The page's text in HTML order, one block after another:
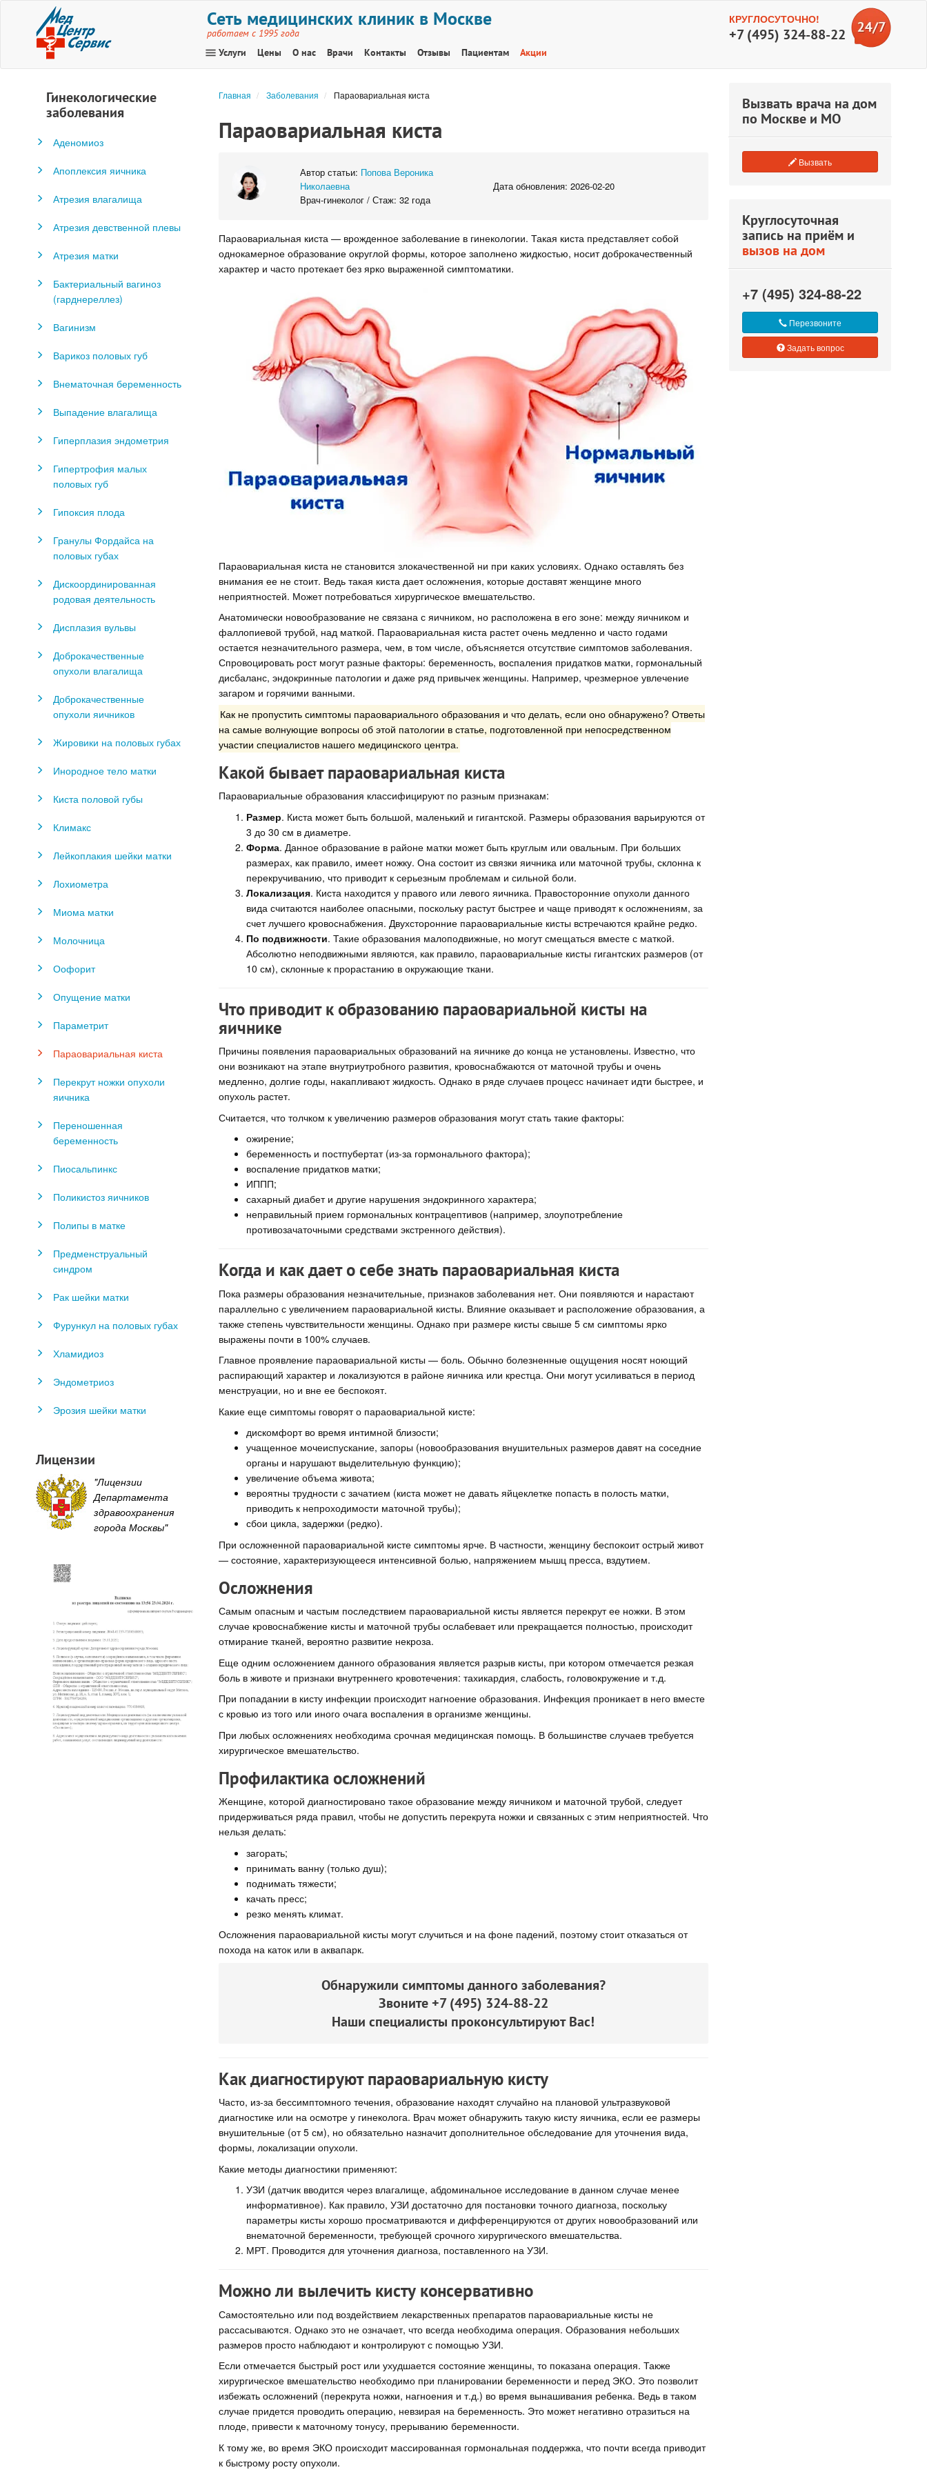
КРУГЛОСУТОЧНО!
+7 (495) 324-88-22
Сеть медицинских клиник в Москве
работаем с 1995 года
menu Услуги Цены О нас Врачи Контакты Отзывы Пациентам Акции
Главная Заболевания Параовариальная киста
Параовариальная киста
Автор статьи: Попова Вероника
Николаевна
Врач-гинеколог / Стаж: 32 года
Дата обновления: 2026-02-20
Параовариальная киста — врожденное заболевание в гинекологии. Такая киста представляет собой
однокамерное образование округлой формы, которое заполнено жидкостью, носит доброкачественный
характер и часто протекает без ярко выраженной симптоматики.
Параовариальная киста не становится злокачественной ни при каких условиях. Однако оставлять без
внимания ее не стоит. Ведь такая киста дает осложнения, которые доставят женщине много
неприятностей. Может потребоваться хирургическое вмешательство.
Анатомически новообразование не связана с яичником, но расположена в его зоне: между яичником и
фаллопиевой трубой, над маткой. Параовариальная киста растет очень медленно и часто годами
остается незначительного размера, чем, в том числе, объясняется отсутствие симптомов заболевания.
Спровоцировать рост могут разные факторы: беременность, воспаления придатков матки, гормональный
дисбаланс, эндокринные патологии и даже ряд привычек женщины. Например, чрезмерное увлечение
загаром и горячими ванными.
Как не пропустить симптомы параовариального образования и что делать, если оно обнаружено? Ответы
на самые волнующие вопросы об этой патологии в статье, подготовленной при непосредственном
участии специалистов нашего медицинского центра.
Какой бывает параовариальная киста
Параовариальные образования классифицируют по разным признакам:
Размер. Киста может быть большой, маленький и гигантской. Размеры образования варьируются от
3 до 30 см в диаметре.
Форма. Данное образование в районе матки может быть круглым или овальным. При больших
размерах, как правило, имеет ножку. Она состоит из связки яичника или маточной трубы, склонна к
перекручиванию, что приводит к серьезным проблемам и сильной боли.
Локализация. Киста находится у правого или левого яичника. Правосторонние опухоли данного
вида считаются наиболее опасными, поскольку растут быстрее и чаще приводят к осложнениям, за
счет лучшего кровоснабжения. Двухсторонние параовариальные кисты встречаются крайне редко.
По подвижности. Такие образования малоподвижные, но могут смещаться вместе с маткой.
Абсолютно неподвижными являются, как правило, параовариальные кисты гигантских размеров (от
10 см), склонные к прорастанию в окружающие ткани.
Что приводит к образованию параовариальной кисты на
яичнике
Причины появления параовариальных образований на яичнике до конца не установлены. Известно, что
они возникают на этапе внутриутробного развития, кровоснабжаются от маточной трубы и очень
медленно, долгие годы, накапливают жидкость. Однако в ряде случаев процесс начинает идти быстрее, и
опухоль растет.
Считается, что толчком к увеличению размеров образования могут стать такие факторы:
ожирение;
беременность и постпубертат (из-за гормонального фактора);
воспаление придатков матки;
ИППП;
сахарный диабет и другие нарушения эндокринного характера;
неправильный прием гормональных контрацептивов (например, злоупотребление
противозачаточными средствами экстренного действия).
Когда и как дает о себе знать параовариальная киста
Пока размеры образования незначительные, признаков заболевания нет. Они появляются и нарастают
параллельно с увеличением параовариальной кисты. Влияние оказывает и расположение образования, а
также степень чувствительности женщины. Однако при размере кисты свыше 5 см симптомы ярко
выражены почти в 100% случаев.
Главное проявление параовариальной кисты — боль. Обычно болезненные ощущения носят ноющий
распирающий характер и локализуются в районе яичника или крестца. Они могут усиливаться в период
менструации, но и вне ее беспокоят.
Какие еще симптомы говорят о параовариальной кисте:
дискомфорт во время интимной близости;
учащенное мочеиспускание, запоры (новообразования внушительных размеров давят на соседние
органы и нарушают выделительную функцию);
увеличение объема живота;
вероятны трудности с зачатием (киста может не давать яйцеклетке попасть в полость матки,
приводить к непроходимости маточной трубы);
сбои цикла, задержки (редко).
При осложненной параовариальной кисте симптомы ярче. В частности, женщину беспокоит острый живот
— состояние, характеризующееся интенсивной болью, напряжением мышц пресса, вздутием.
Осложнения
Самым опасным и частым последствием параовариальной кисты является перекрут ее ножки. В этом
случае кровоснабжение кисты и маточной трубы ослабевает или прекращается полностью, происходит
отмирание тканей, вероятно развитие некроза.
Еще одним осложнением данного образования является разрыв кисты, при котором отмечается резкая
боль в животе и признаки внутреннего кровотечения: тахикардия, слабость, головокружение и т.д.
При попадании в кисту инфекции происходит нагноение образования. Инфекция проникает в него вместе
с кровью из того или иного очага воспаления в организме женщины.
При любых осложнениях необходима срочная медицинская помощь. В большинстве случаев требуется
хирургическое вмешательство.
Профилактика осложнений
Женщине, которой диагностировано такое образование между яичником и маточной трубой, следует
придерживаться ряда правил, чтобы не допустить перекрута ножки и связанных с этим неприятностей. Что
нельзя делать:
загорать;
принимать ванну (только душ);
поднимать тяжести;
качать пресс;
резко менять климат.
Осложнения параовариальной кисты могут случиться и на фоне падений, поэтому стоит отказаться от
похода на каток или в аквапарк.
Обнаружили симптомы данного заболевания?
Звоните+7 (495) 324-88-22
Наши специалисты проконсультируют Вас!
Как диагностируют параовариальную кисту
Часто, из-за бессимптомного течения, образование находят случайно на плановой ультразвуковой
диагностике или на осмотре у гинеколога. Врач может обнаружить такую кисту яичника, если ее размеры
внушительные (от 5 см), но обязательно назначит дополнительное обследование для уточнения вида,
формы, локализации опухоли.
Какие методы диагностики применяют:
УЗИ (датчик вводится через влагалище, абдоминальное исследование в данном случае менее
информативное). Как правило, УЗИ достаточно для постановки точного диагноза, поскольку
параметры кисты хорошо просматриваются и дифференцируются от других новообразований или
внематочной беременности, требующей срочного хирургического вмешательства.
МРТ. Проводится для уточнения диагноза, поставленного на УЗИ.
Можно ли вылечить кисту консервативно
Самостоятельно или под воздействием лекарственных препаратов параовариальные кисты не
рассасываются. Однако это не означает, что всегда необходима операция. Образования небольших
размеров просто наблюдают и контролируют с помощью УЗИ.
Если отмечается быстрый рост или ухудшается состояние женщины, то показана операция. Также
хирургическое вмешательство необходимо при планировании беременности и перед ЭКО. Это позволит
избежать осложнений (перекрута ножки, нагноения и т.д.) во время вынашивания ребенка. Ведь в таком
случае придется проводить операцию, невзирая на беременность. Это может негативно отразиться на
плоде, привести к маточному тонусу, прерыванию беременности.
К тому же, во время ЭКО происходит массированная гормональная поддержка, что почти всегда приводит
к быстрому росту опухоли.
Гинекологические
заболевания
Аденомиоз
Апоплексия яичника
Атрезия влагалища
Атрезия девственной плевы
Атрезия матки
Бактериальный вагиноз
(гарднереллез)
Вагинизм
Варикоз половых губ
Внематочная беременность
Выпадение влагалища
Гиперплазия эндометрия
Гипертрофия малых
половых губ
Гипоксия плода
Гранулы Фордайса на
половых губах
Дискоординированная
родовая деятельность
Дисплазия вульвы
Доброкачественные
опухоли влагалища
Доброкачественные
опухоли яичников
Жировики на половых губах
Инородное тело матки
Киста половой губы
Климакс
Лейкоплакия шейки матки
Лохиометра
Миома матки
Молочница
Оофорит
Опущение матки
Параметрит
Параовариальная киста
Перекрут ножки опухоли
яичника
Переношенная
беременность
Пиосальпинкс
Поликистоз яичников
Полипы в матке
Предменструальный
синдром
Рак шейки матки
Фурункул на половых губах
Хламидиоз
Эндометриоз
Эрозия шейки матки
Лицензии
"Лицензии
Департамента
здравоохранения
города Москвы"
Вызвать врача на дом
по Москве и МО
Вызвать
Круглосуточная
запись на приём и
вызов на дом
+7 (495) 324-88-22
Перезвоните
Задать вопрос